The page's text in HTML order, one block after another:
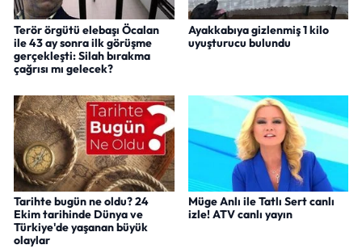
Terör örgütü elebaşı Öcalan
ile 43 ay sonra ilk görüşme
gerçekleşti: Silah bırakma
çağrısı mı gelecek?
Ayakkabıya gizlenmiş 1 kilo
uyuşturucu bulundu
Tarihte bugün ne oldu? 24
Ekim tarihinde Dünya ve
Türkiye'de yaşanan büyük
olaylar
Müge Anlı ile Tatlı Sert canlı
izle! ATV canlı yayın